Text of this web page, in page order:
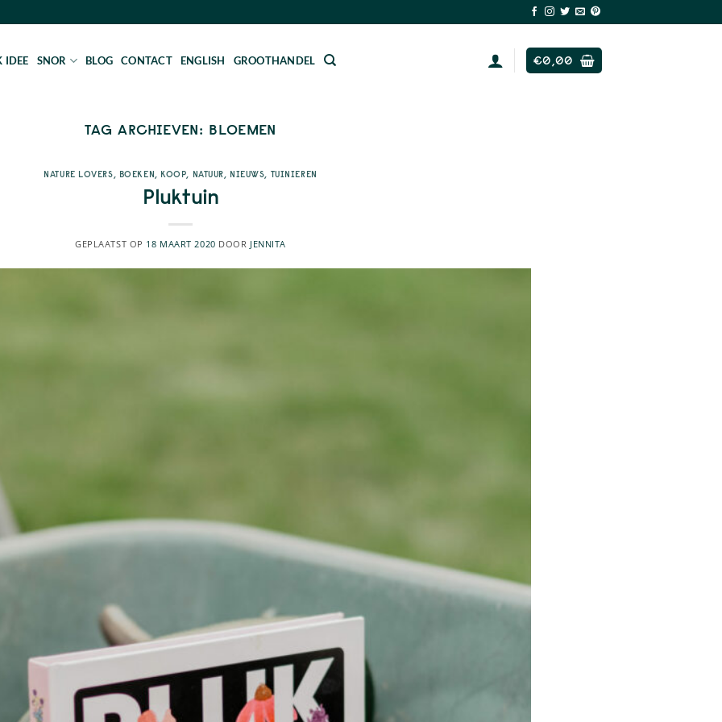
IDEE SNOR BLOG CONTACT ENGLISH GROOTHANDEL €0,00
TAG ARCHIEVEN: BLOEMEN
NATURE LOVERS, BOEKEN, KOOP, NATUUR, NIEUWS, TUINIEREN
Pluktuin
GEPLAATST OP 18 MAART 2020 DOOR JENNITA